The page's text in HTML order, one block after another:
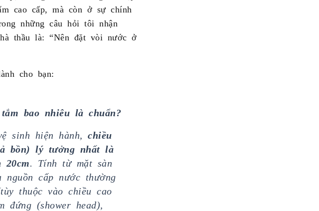
cao cấp, mà còn ở sự chính
những câu hỏi tôi nhận
thầu là: “Nên đặt vòi nước ở
cho bạn:
bao nhiêu là chuẩn?
sinh hiện hành, chiều
bồn) lý tưởng nhất là
20cm . Tính từ mặt sàn
cấp nước thường
thuộc vào chiều cao
(shower head),